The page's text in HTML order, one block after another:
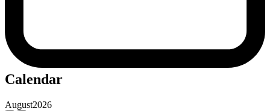
Calendar
August2026